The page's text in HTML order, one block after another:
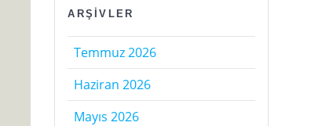
ARŞIVLER
Temmuz 2026
Haziran 2026
Mayıs 2026